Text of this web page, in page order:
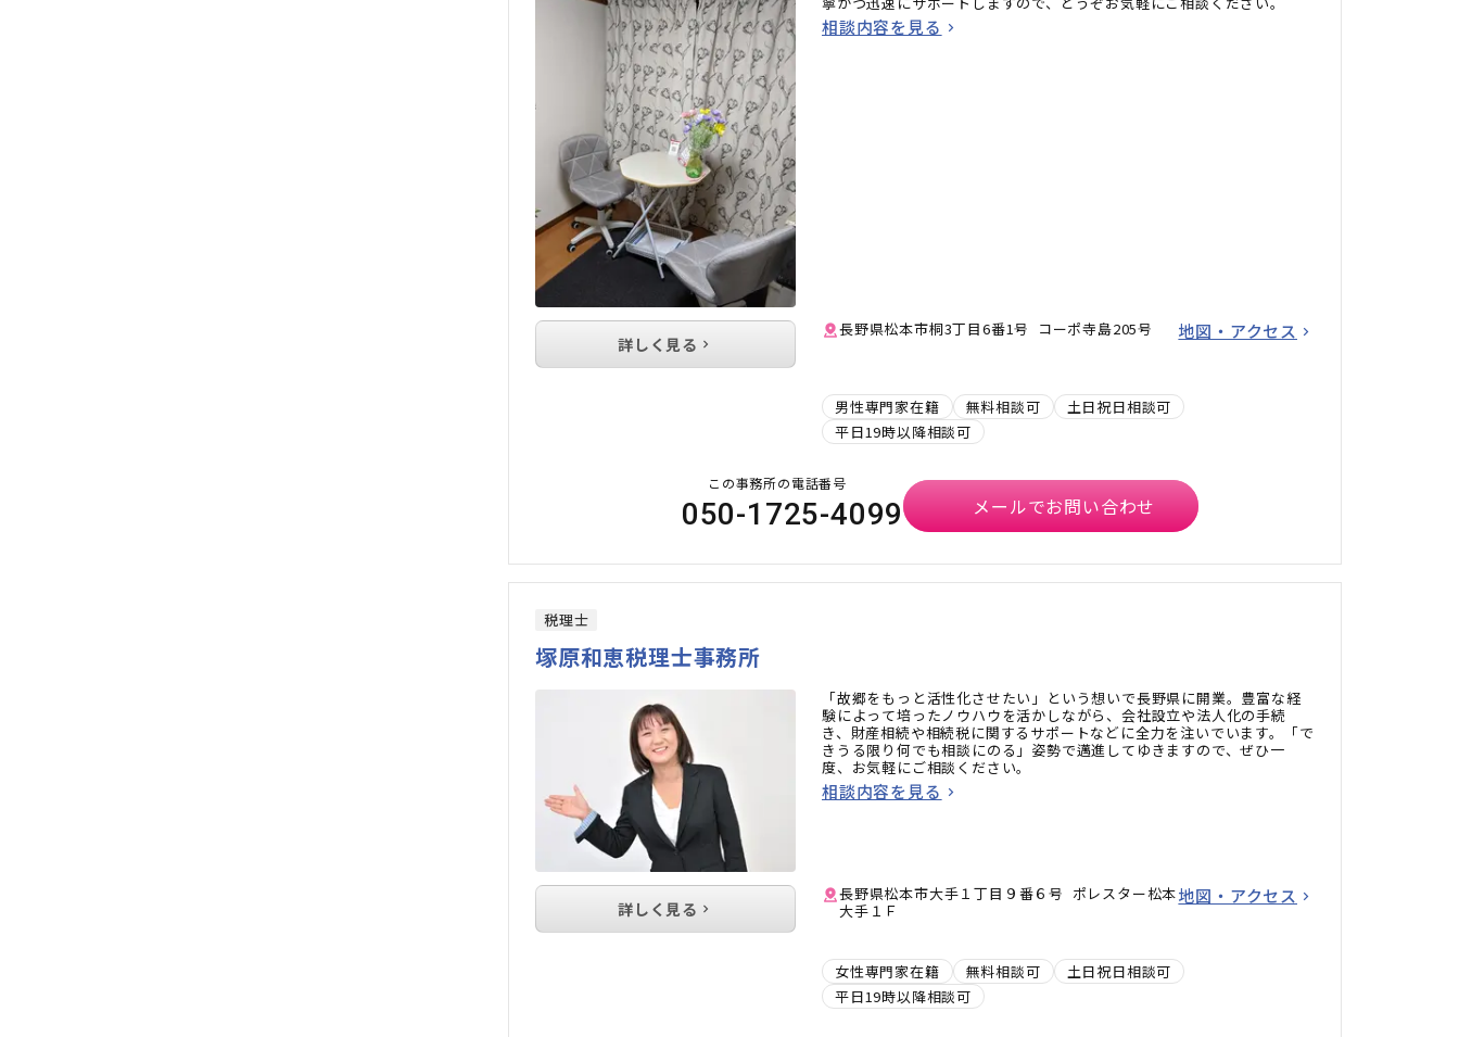
相談内容を見る
長野県松本市桐3丁目6番1号 コーポ寺島205号 地図・アクセス
男性専門家在籍 無料相談可
土日祝日相談可
平日19時以降相談可
詳しく見る
この事務所の電話番号
050-1725-4099 メールでお問い合わせ
税理士
塚原和恵税理士事務所
「故郷をもっと活性化させたい」という想いで長野県に開業。豊富な経
験によって培ったノウハウを活かしながら、会社設立や法人化の手続
き、財産相続や相続税に関するサポートなどに全力を注いでいます。「で
きうる限り何でも相談にのる」姿勢で邁進してゆきますので、ぜひ一
度、お気軽にご相談ください。
相談内容を見る
長野県松本市大手１丁目９番６号 ポレスター松本
大手１Ｆ
地図・アクセス
女性専門家在籍 無料相談可
土日祝日相談可
平日19時以降相談可
詳しく見る